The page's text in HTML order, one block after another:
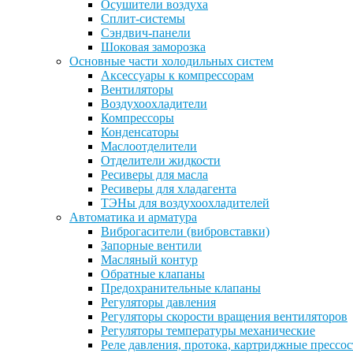
Осушители воздуха
Сплит-системы
Сэндвич-панели
Шоковая заморозка
Основные части холодильных систем
Аксессуары к компрессорам
Вентиляторы
Воздухоохладители
Компрессоры
Конденсаторы
Маслоотделители
Отделители жидкости
Ресиверы для масла
Ресиверы для хладагента
ТЭНы для воздухоохладителей
Автоматика и арматура
Виброгасители (вибровставки)
Запорные вентили
Масляный контур
Обратные клапаны
Предохранительные клапаны
Регуляторы давления
Регуляторы скорости вращения вентиляторов
Регуляторы температуры механические
Реле давления, протока, картриджные